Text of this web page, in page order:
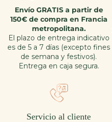
Envío GRATIS a partir de
150€ de compra en Francia
metropolitana.
El plazo de entrega indicativo
es de 5 a 7 días (excepto fines
de semana y festivos).
Entrega en caja segura.
Servicio al cliente